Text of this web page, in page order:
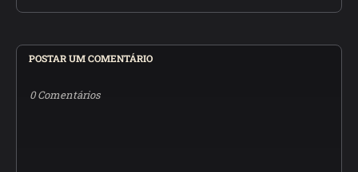
POSTAR UM COMENTÁRIO
0 Comentários